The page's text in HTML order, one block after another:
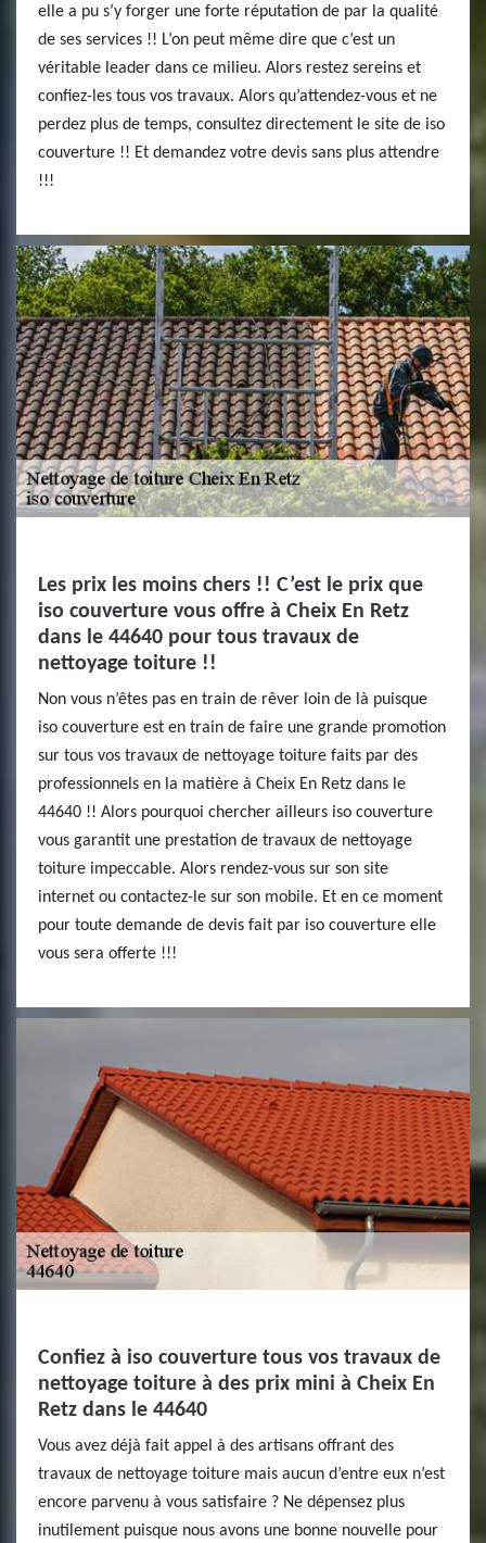
elle a pu s’y forger une forte réputation de par la qualité
de ses services !! L’on peut même dire que c’est un
véritable leader dans ce milieu. Alors restez sereins et
confiez-les tous vos travaux. Alors qu’attendez-vous et ne
perdez plus de temps, consultez directement le site de iso
couverture !! Et demandez votre devis sans plus attendre
!!!
Les prix les moins chers !! C’est le prix que
iso couverture vous offre à Cheix En Retz
dans le 44640 pour tous travaux de
nettoyage toiture !!
Non vous n’êtes pas en train de rêver loin de là puisque
iso couverture est en train de faire une grande promotion
sur tous vos travaux de nettoyage toiture faits par des
professionnels en la matière à Cheix En Retz dans le
44640 !! Alors pourquoi chercher ailleurs iso couverture
vous garantit une prestation de travaux de nettoyage
toiture impeccable. Alors rendez-vous sur son site
internet ou contactez-le sur son mobile. Et en ce moment
pour toute demande de devis fait par iso couverture elle
vous sera offerte !!!
Confiez à iso couverture tous vos travaux de
nettoyage toiture à des prix mini à Cheix En
Retz dans le 44640
Vous avez déjà fait appel à des artisans offrant des
travaux de nettoyage toiture mais aucun d’entre eux n’est
encore parvenu à vous satisfaire ? Ne dépensez plus
inutilement puisque nous avons une bonne nouvelle pour